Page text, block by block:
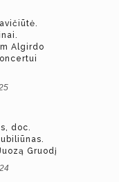
Algirdo
doc.
Gruodį